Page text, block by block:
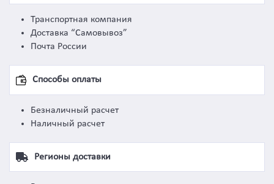
Транспортная компания
Доставка “Самовывоз”
Почта России
Способы оплаты
Безналичный расчет
Наличный расчет
Регионы доставки